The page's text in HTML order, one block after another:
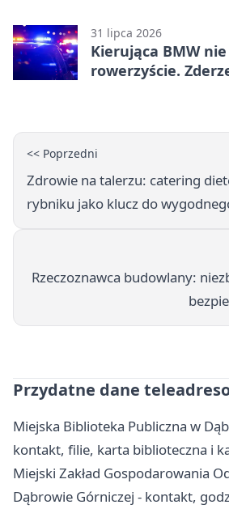
31 lipca 2026
Kierująca BMW
rowerzyście.
<< Poprzedni
Zdrowie na talerzu: catering
rybniku jako klucz do
Rzeczoznawca budowlany:
Przydatne dane
Miejska Biblioteka Publiczna w
kontakt, filie, karta biblioteczna i
Miejski Zakład Gospodarowania
Dąbrowie Górniczej - kontakt,